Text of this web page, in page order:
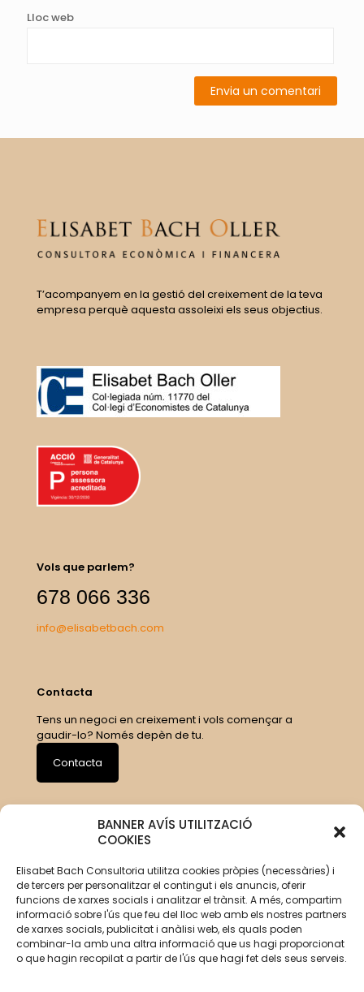
BANNER AVÍS UTILITZACIÓ
COOKIES
Elisabet Bach Consultoria utilitza cookies pròpies (necessàries) i
de tercers per personalitzar el contingut i els anuncis, oferir
funcions de xarxes socials i analitzar el trànsit. A més, compartim
informació sobre l'ús que feu del lloc web amb els nostres partners
de xarxes socials, publicitat i anàlisi web, els quals poden
combinar-la amb una altra informació que us hagi proporcionat
o que hagin recopilat a partir de l'ús que hagi fet dels seus serveis.
Lloc web
T’acompanyem en la gestió del creixement de la teva
empresa perquè aquesta assoleixi els seus objectius.
Vols que parlem?
678 066 336
info@elisabetbach.com
Contacta
Tens un negoci en creixement i vols començar a
gaudir-lo? Només depèn de tu.
Contacta